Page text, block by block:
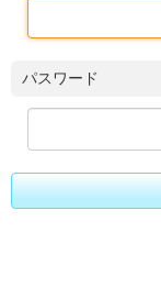
パスワード